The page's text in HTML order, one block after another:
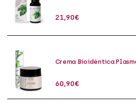
21,90€
Crema Bioidéntica
60,90€